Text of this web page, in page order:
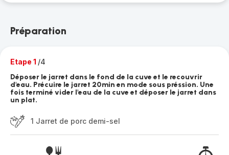
Préparation
Etape 1 /4
Déposer le jarret dans le fond de la cuve et le recouvrir
d'eau. Précuire le jarret 20min en mode sous préssion. Une
fois terminé vider l'eau de la cuve et déposer le jarret dans
un plat.
1 Jarret de porc demi-sel